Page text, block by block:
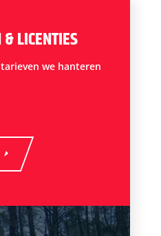
LICENTIES
we hanteren